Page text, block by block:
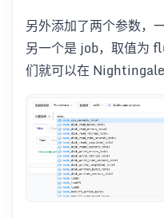
另外添加了两个参数，
另一个是 job，取值为
们就可以在 Nightingale